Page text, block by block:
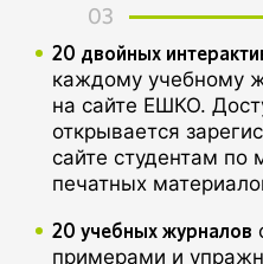
03
20 двойных
каждому учебному
на сайте ЕШКО.
открывается
сайте студентам по
печатных
20 учебных журналов
примерами и